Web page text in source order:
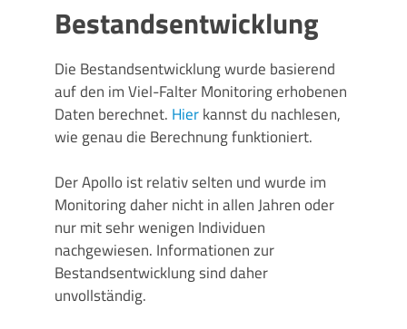
Bestandsentwicklung
Die Bestandsentwicklung wurde basierend
auf den im Viel-Falter Monitoring erhobenen
Daten berechnet. Hierkannst du nachlesen,
wie genau die Berechnung funktioniert.
Der Apollo ist relativ selten und wurde im
Monitoring daher nicht in allen Jahren oder
nur mit sehr wenigen Individuen
nachgewiesen. Informationen zur
Bestandsentwicklung sind daher
unvollständig.